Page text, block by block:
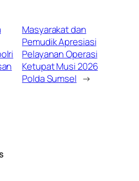
Masyarakat dan
Pemudik Apresiasi
Pelayanan Operasi
Ketupat Musi 2026
Polda Sumsel →